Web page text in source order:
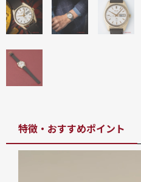
特徴・おすすめポイント